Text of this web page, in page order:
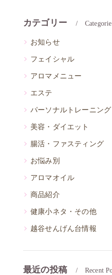
カテゴリー
お知らせ
フェイシャル
アロマメニュー
エステ
パーソナルトレーニング
美容・ダイエット
腸活・ファスティング
お悩み別
アロマオイル
商品紹介
健康小ネタ・その他
越谷せんげん台情報
最近の投稿 Recent